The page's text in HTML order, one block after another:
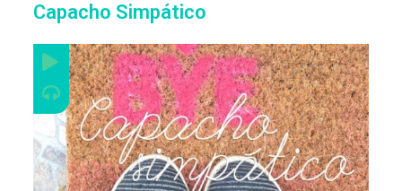
Capacho Simpático